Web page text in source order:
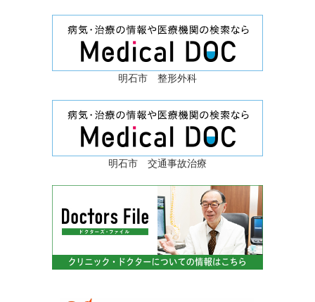
明石市 整形外科
明石市 交通事故治療